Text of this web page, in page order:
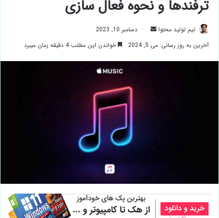
ترفندها و نحوه فعال سازی
تیم تولید محتوا
ارسال
ایمیل
دسامبر 10, 2023
آخرین به روز رسانی: می 5, 2024
خواندن این مطلب 4 دقیقه زمان میبرد